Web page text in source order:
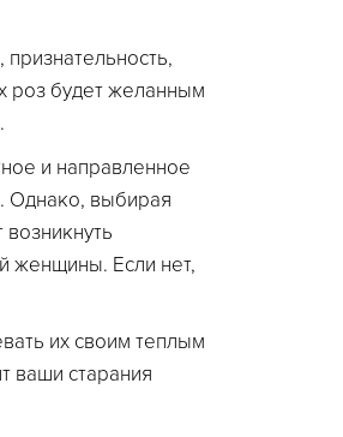
роз будет желанным
и направленное
Однако, выбирая
женщины. Если нет,
их своим теплым
ваши старания